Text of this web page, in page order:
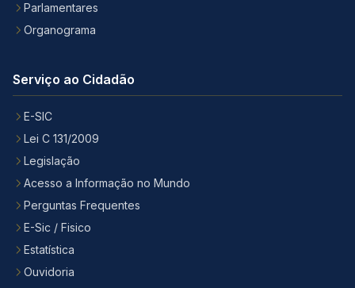
Parlamentares
Organograma
Serviço ao Cidadão
E-SIC
Lei C 131/2009
Legislação
Acesso a Informação no Mundo
Perguntas Frequentes
E-Sic / Fisico
Estatística
Ouvidoria